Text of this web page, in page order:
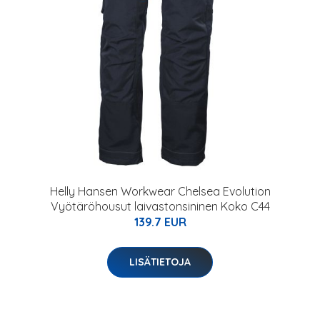
Helly Hansen Workwear Chelsea Evolution
Vyötäröhousut laivastonsininen Koko C44
139.7 EUR
LISÄTIETOJA